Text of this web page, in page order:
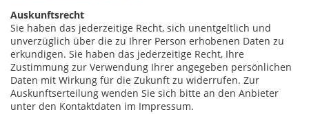
Auskunftsrecht
Sie haben das jederzeitige Recht, sich unentgeltlich und
unverzüglich über die zu Ihrer Person erhobenen Daten zu
erkundigen. Sie haben das jederzeitige Recht, Ihre
Zustimmung zur Verwendung Ihrer angegeben persönlichen
Daten mit Wirkung für die Zukunft zu widerrufen. Zur
Auskunftserteilung wenden Sie sich bitte an den Anbieter
unter den Kontaktdaten im Impressum.